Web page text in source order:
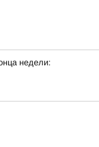
недели: